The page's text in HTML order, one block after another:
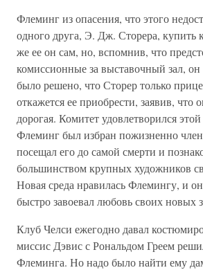
Флеминг из опасения, что этого
одного друга, Э. Дж. Сторера, купить
же ее он сам, но, вспомнив, что
комиссионные за выставочный зал, он
было решено, что Сторер только
откажется ее приобрести, заявив, что
дорогая. Комитет удовлетворился
Флеминг был избран пожизненно
посещал его до самой смерти и
большинством крупных художников
Новая среда нравилась Флемингу, и
быстро завоевал любовь своих новых
Клуб Челси ежегодно давал
миссис Дэвис с Рональдом Греем
Флеминга. Но надо было найти ему